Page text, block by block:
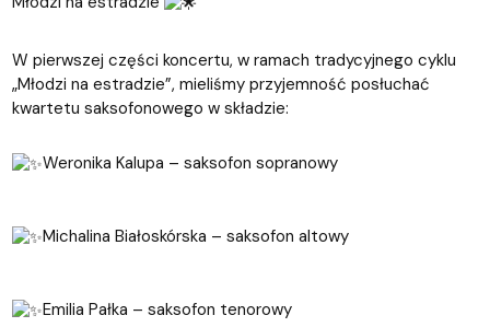
W pierwszej części koncertu, w ramach tradycyjnego cyklu
„Młodzi na estradzie”, mieliśmy przyjemność posłuchać
kwartetu saksofonowego w składzie:
Weronika Kalupa – saksofon sopranowy
Michalina Białoskórska – saksofon altowy
Emilia Pałka – saksofon tenorowy